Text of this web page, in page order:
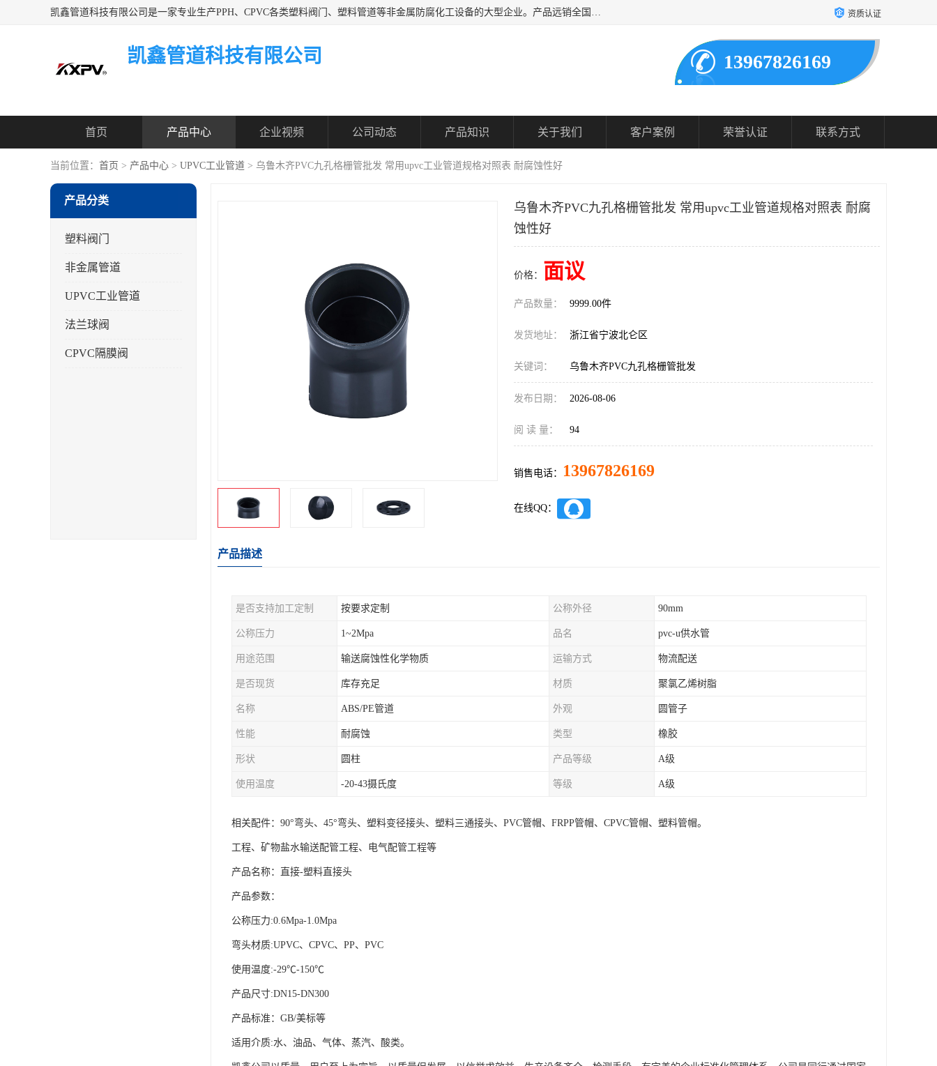
凯鑫管道科技有限公司是一家专业生产PPH、CPVC各类塑料阀门、塑料管道等非金属防腐化工设备的大型企业。产品远销全国三十一个省、市、自治区,广泛应用于化工、石油、氯碱、染料、制药、农药等行业，深受广大用户欢迎，是目前国内生产化工泵、阀门规模较大的生产基地之一。 资质认证
凯鑫管道科技有限公司 13967826169
首页 产品中心 企业视频 公司动态 产品知识 关于我们 客户案例 荣誉认证 联系方式
当前位置： 首页 > 产品中心 > UPVC工业管道 > 乌鲁木齐PVC九孔格栅管批发 常用upvc工业管道规格对照表 耐腐蚀性好
产品分类
塑料阀门
非金属管道
UPVC工业管道
法兰球阀
CPVC隔膜阀
乌鲁木齐PVC九孔格栅管批发 常用upvc工业管道规格对照表 耐腐
蚀性好
价格： 面议
产品数量： 9999.00件
发货地址： 浙江省宁波北仑区
关键词： 乌鲁木齐PVC九孔格栅管批发
发布日期： 2026-08-06
阅 读 量： 94
销售电话： 13967826169
在线QQ：
产品描述
是否支持加工定制 按要求定制 公称外径 90mm
公称压力 1~2Mpa 品名 pvc-u供水管
用途范围 输送腐蚀性化学物质 运输方式 物流配送
是否现货 库存充足 材质 聚氯乙烯树脂
名称 ABS/PE管道 外观 圆管子
性能 耐腐蚀 类型 橡胶
形状 圆柱 产品等级 A级
使用温度 -20-43摄氏度 等级 A级
相关配件：90°弯头、45°弯头、塑料变径接头、塑料三通接头、PVC管帽、FRPP管帽、CPVC管帽、塑料管帽。
工程、矿物盐水输送配管工程、电气配管工程等
产品名称：直接-塑料直接头
产品参数：
公称压力:0.6Mpa-1.0Mpa
弯头材质:UPVC、CPVC、PP、PVC
使用温度:-29℃-150℃
产品尺寸:DN15-DN300
产品标准：GB/美标等
适用介质:水、油品、气体、蒸汽、酸类。